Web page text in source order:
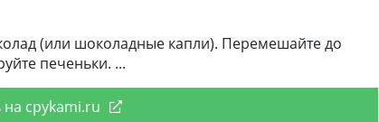
(или шоколадные капли). Перемешайте до
печеньки.
на cpykami.ru